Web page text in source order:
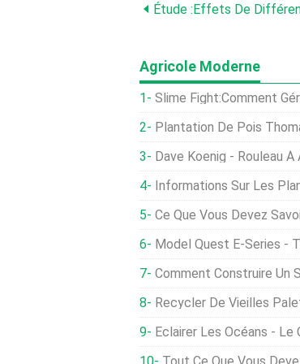
Agricole Moderne
Slime Fight:Comment
Plantation De Pois Thomas
Dave Koenig - Rouleau À
Informations Sur Les Plantes De Chou
Ce Que Vous Devez Savoir Sur La
Model Quest E-Series -
Comment Construire Un
Recycler De Vieilles
Eclairer Les Océans - Le Contrôle